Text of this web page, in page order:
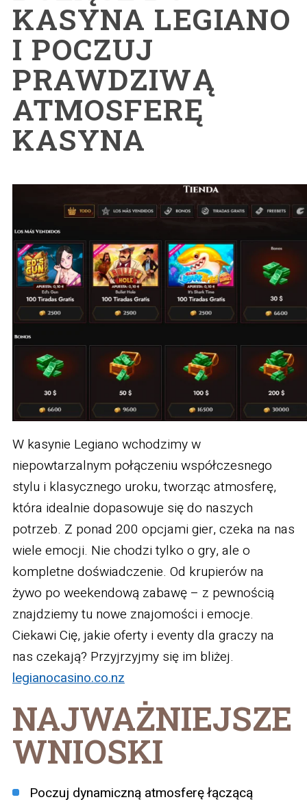
KASYNA LEGIANO
I POCZUJ
PRAWDZIWĄ
ATMOSFERĘ
KASYNA
W kasynie Legiano wchodzimy w
niepowtarzalnym połączeniu współczesnego
stylu i klasycznego uroku, tworząc atmosferę,
która idealnie dopasowuje się do naszych
potrzeb. Z ponad 200 opcjami gier, czeka na nas
wiele emocji. Nie chodzi tylko o gry, ale o
kompletne doświadczenie. Od krupierów na
żywo po weekendową zabawę – z pewnością
znajdziemy tu nowe znajomości i emocje.
Ciekawi Cię, jakie oferty i eventy dla graczy na
nas czekają? Przyjrzyjmy się im bliżej.
legianocasino.co.nz
NAJWAŻNIEJSZE
WNIOSKI
Poczuj dynamiczną atmosferę łączącą